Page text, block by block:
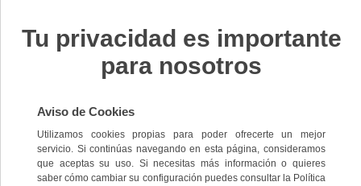
BOLSA DE COMPRAS
TEJIDO A MANO GRIS
CLAR
13,64 € IVA no Incl.